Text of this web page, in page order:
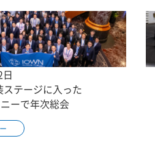
テージに入った
ーで年次総会